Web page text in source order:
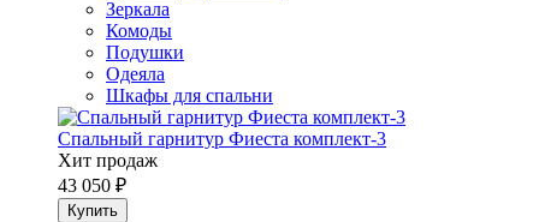
Зеркала
Комоды
Подушки
Одеяла
Шкафы для спальни
Спальный гарнитур Фиеста комплект-3
Хит продаж
43 050 ₽